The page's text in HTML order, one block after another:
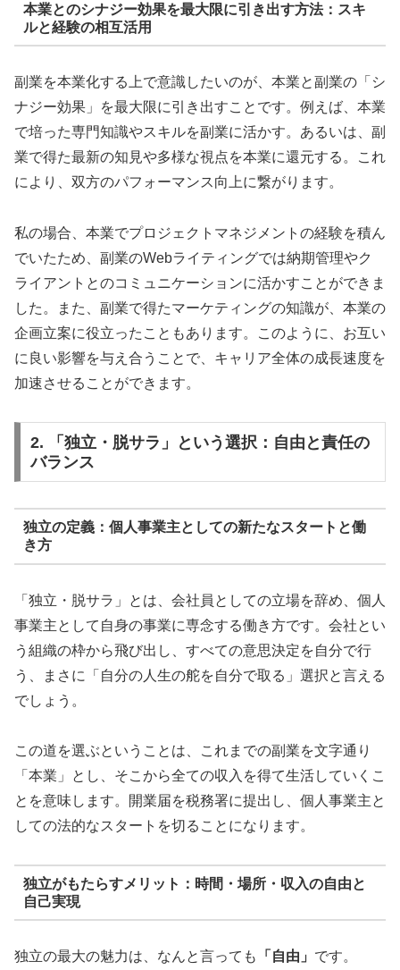
本業とのシナジー効果を最大限に引き出す方法：スキ
ルと経験の相互活用
副業を本業化する上で意識したいのが、本業と副業の「シ
ナジー効果」を最大限に引き出すことです。例えば、本業
で培った専門知識やスキルを副業に活かす。あるいは、副
業で得た最新の知見や多様な視点を本業に還元する。これ
により、双方のパフォーマンス向上に繋がります。
私の場合、本業でプロジェクトマネジメントの経験を積ん
でいたため、副業のWebライティングでは納期管理やク
ライアントとのコミュニケーションに活かすことができま
した。また、副業で得たマーケティングの知識が、本業の
企画立案に役立ったこともあります。このように、お互い
に良い影響を与え合うことで、キャリア全体の成長速度を
加速させることができます。
2. 「独立・脱サラ」という選択：自由と責任の
バランス
独立の定義：個人事業主としての新たなスタートと働
き方
「独立・脱サラ」とは、会社員としての立場を辞め、個人
事業主として自身の事業に専念する働き方です。会社とい
う組織の枠から飛び出し、すべての意思決定を自分で行
う、まさに「自分の人生の舵を自分で取る」選択と言える
でしょう。
この道を選ぶということは、これまでの副業を文字通り
「本業」とし、そこから全ての収入を得て生活していくこ
とを意味します。開業届を税務署に提出し、個人事業主と
しての法的なスタートを切ることになります。
独立がもたらすメリット：時間・場所・収入の自由と
自己実現
独立の最大の魅力は、なんと言っても 「自由」 です。